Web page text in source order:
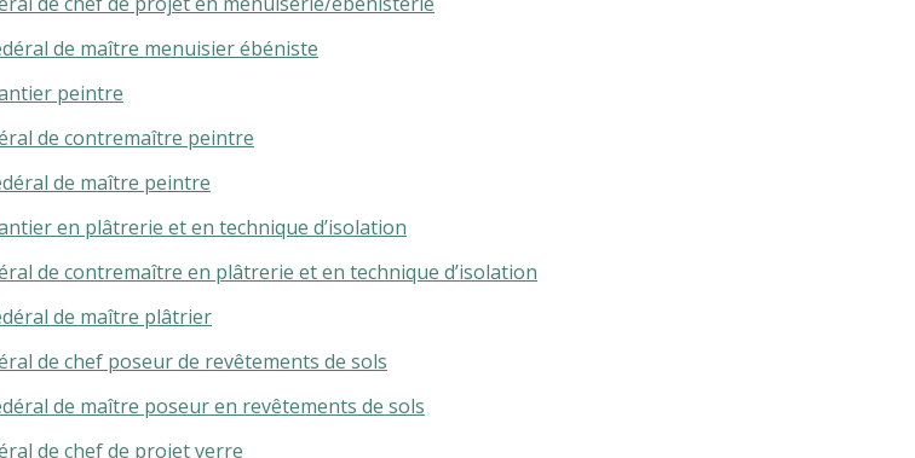
de maître menuisier ébéniste
peintre
de contremaître peintre
de maître peintre
en plâtrerie et en technique d’isolation
de contremaître en plâtrerie et en technique d’isolation
de maître plâtrier
de chef poseur de revêtements de sols
de maître poseur en revêtements de sols
de chef de projet verre